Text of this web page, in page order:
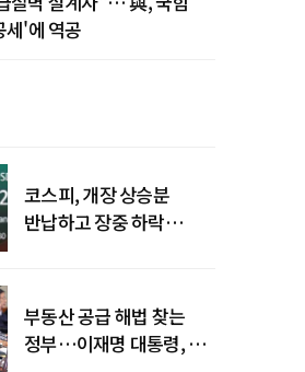
세'에 역공
코스피, 개장 상승분
반납하고 장중 하락
부동산 공급 해법 찾는
정부…이재명 대통령, 2차